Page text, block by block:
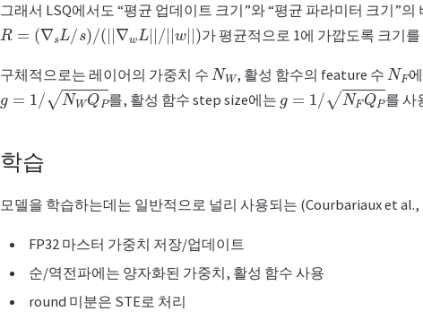
그래서 LSQ에서도 “평균 업데이트 크기”와 “평균 파라미터 크기”
R= ∇ sL/ )/ ( |∇ wL||/| w||) 가 평균적으로 1에 가깝도록 크기
구체적으로는 레이어의 가중치 수 NW , 활성 함수의 feature 수NF
g 1/ NW QP 를, 활성 함수 step size에는 g = N F QP 를 사
학습
모델을 학습하는데는 일반적으로 널리 사용되는 (Courbariaux et al.,
FP32 마스터 가중치 저장/업데이트
순/역전파에는 양자화된 가중치, 활성 함수 사용
round 미분은 STE로 처리